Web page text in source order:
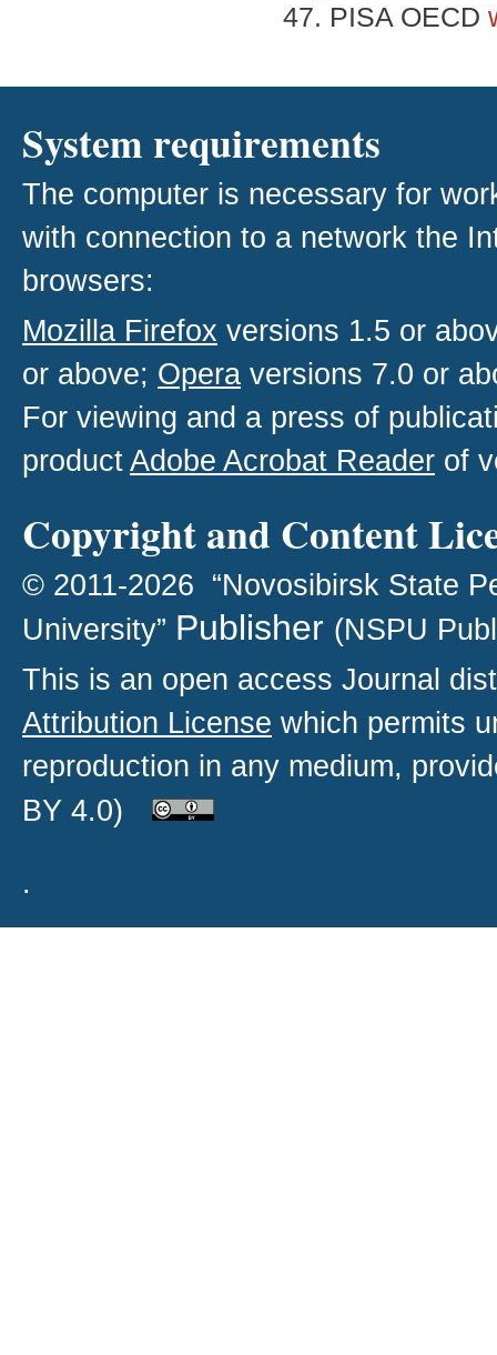
47. PISA OECD
System requirements
The computer is necessary for
with connection to a network the
browsers:
Mozilla Firefox versions 1.5 or
or above; Opera versions 7.0 or
For viewing and a press of
productAdobe Acrobat Reader of
Copyright and Content
© 2011-2026 “Novosibirsk State
University” Publisher (NSPU
This is an open access Journal
Attribution License which permits
reproduction in any medium,
BY 4.0)
.